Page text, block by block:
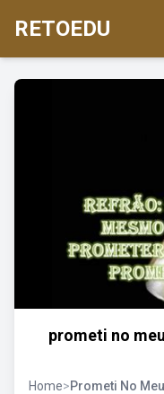
RETOEDU
prometi no
Home>Prometi No